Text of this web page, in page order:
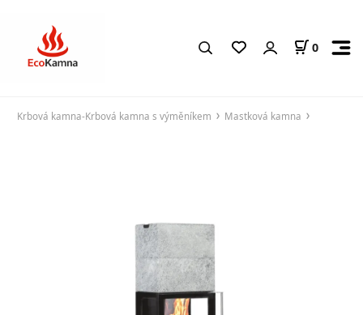
0
Krbová kamna-Krbová kamna s výměníkem Mastková kamna